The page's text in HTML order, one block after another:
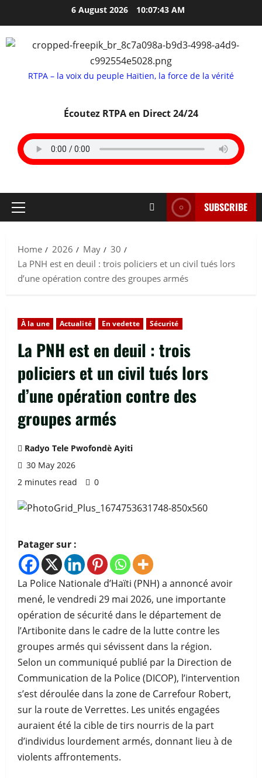
to
content
6 August 2026 10:07:44 AM
RTPA – la voix du peuple Haïtien, la force de la vérité
Écoutez RTPA en Direct 24/24
Primary
SUBSCRIBE
Home 2026 May
30
La PNH est en deuil : trois policiers et un civil tués lors
d’une opération contre des groupes armés
À la une Actualité En vedette Sécurité
La PNH est en deuil : trois
policiers et un civil tués lors
d’une opération contre des
groupes armés
Radyo Tele Pwofondè Ayiti
30 May 2026
2 minutes read
0
Patager sur :
La Police Nationale d’Haïti (PNH) a annoncé avoir
mené, le vendredi 29 mai 2026, une importante
opération de sécurité dans le département de
l’Artibonite dans le cadre de la lutte contre les
groupes armés qui sévissent dans la région.
Selon un communiqué publié par la Direction de
Communication de la Police (DICOP), l’intervention
s’est déroulée dans la zone de Carrefour Robert,
sur la route de Verrettes. Les unités engagées
auraient été la cible de tirs nourris de la part
d’individus lourdement armés, donnant lieu à de
violents affrontements.